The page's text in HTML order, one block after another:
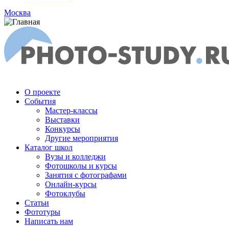
Москва
О проекте
События
Мастер-классы
Выставки
Конкурсы
Другие мероприятия
Каталог школ
Вузы и колледжи
Фотошколы и курсы
Занятия с фотографами
Онлайн-курсы
Фотоклубы
Статьи
Фототуры
Написать нам